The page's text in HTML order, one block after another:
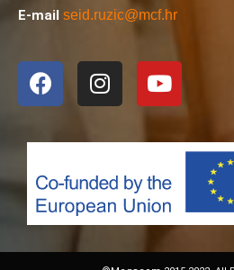
E-mail seid.ruzic@mcf.hr